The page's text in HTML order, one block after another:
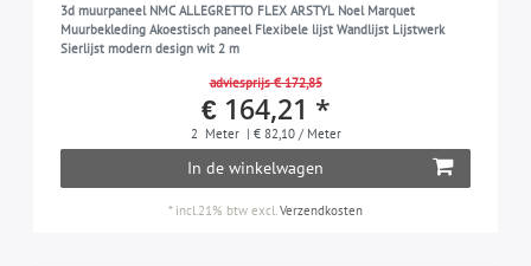
3d muurpaneel NMC ALLEGRETTO FLEX ARSTYL Noel Marquet
Muurbekleding Akoestisch paneel Flexibele lijst Wandlijst Lijstwerk
Sierlijst modern design wit 2 m
adviesprijs € 172,85
€ 164,21 *
2 Meter | € 82,10 / Meter
In de winkelwagen
* incl.21% btw excl.Verzendkosten